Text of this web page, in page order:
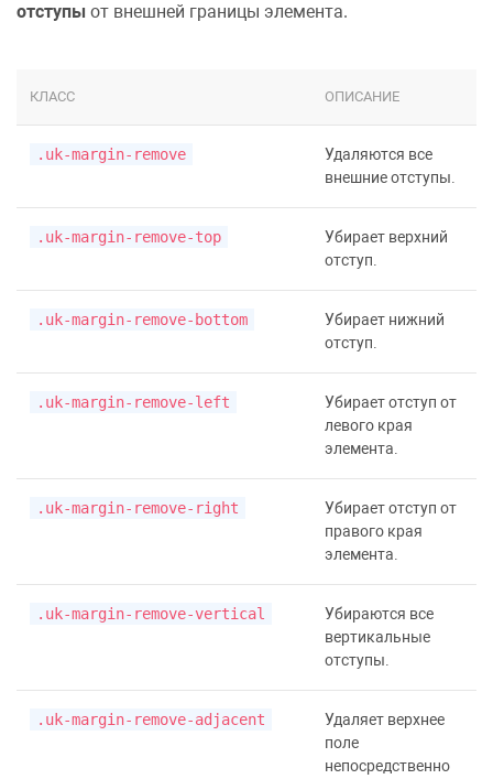
отступы от внешней границы элемента.
КЛАСС ОПИСАНИЕ
.uk-margin-remove
Удаляются все
внешние отступы.
.uk-margin-remove-top
Убирает верхний
отступ.
.uk-margin-remove-bottom
Убирает нижний
отступ.
.uk-margin-remove-left
Убирает отступ от
левого края
элемента.
.uk-margin-remove-right
Убирает отступ от
правого края
элемента.
.uk-margin-remove-vertical
Убираются все
вертикальные
отступы.
.uk-margin-remove-adjacent
Удаляет верхнее
поле
непосредственно